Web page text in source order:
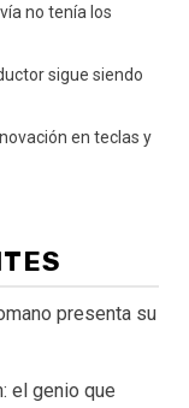
no tenía los
sigue siendo
en teclas y
presenta su
el genio que